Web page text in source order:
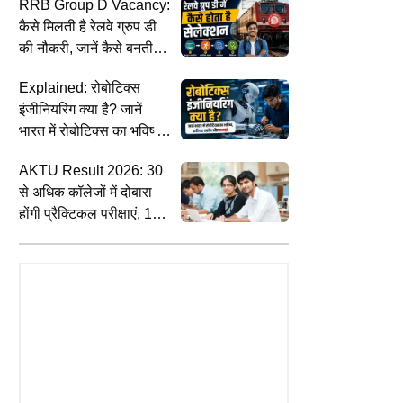
खर्च के बाद भी सुपर फ्लॉप रहा
का शो', UP के डिप्टी CM ने
CITIES
अहमदाबाद में अवैध कफ सिरप के बड़े
नेटवर्क का भंडाफोड़, 5,050 बोतलें जब्त;
जानकारी
RRB Group D Vacancy:
कैसे मिलती है रेलवे ग्रुप डी
की नौकरी, जानें कैसे बनती है
Explained: रोबोटिक्स
इंजीनियरिंग क्या है? जानें
भारत में रोबोटिक्स का भविष्य,
AKTU Result 2026: 30
से अधिक कॉलेजों में दोबारा
होंगी प्रैक्टिकल परीक्षाएं, 1